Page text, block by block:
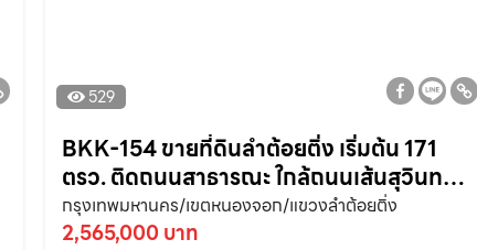
529
BKK-154 ขายที่ดินลำต้อยติ่ง เริ่มต้น 171
ตรว. ติดถนนสาธารณะ ใกล้ถนนเส้นสุวินท
วงศ์ 304 – 7 กม. หนองจอก
กรุงเทพมหานคร/เขตหนองจอก/แขวงลำต้อยติ่ง
2,565,000 บาท